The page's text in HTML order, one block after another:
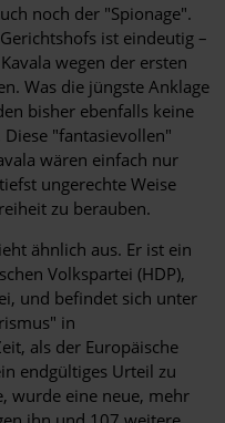
noch der "Spionage".
ist eindeutig –
wegen der ersten
Was die jüngste Anklage
bisher ebenfalls keine
"fantasievollen"
wären einfach nur
ungerechte Weise
zu berauben.
ähnlich aus. Er ist ein
Volkspartei (HDP),
und befindet sich unter
in
als der Europäische
endgültiges Urteil zu
wurde eine neue, mehr